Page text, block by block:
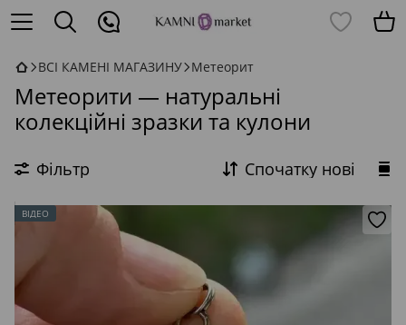
ВСІ КАМЕНІ МАГАЗИНУ Метеорит
Метеорити — натуральні
колекційні зразки та кулони
Фільтр Спочатку нові
ВІДЕО